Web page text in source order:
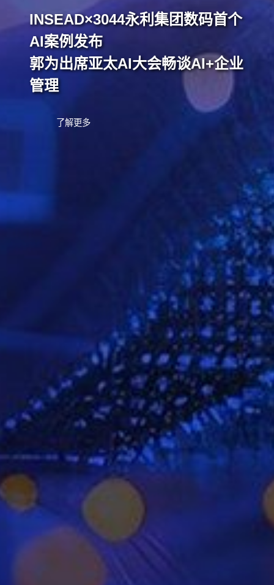
INSEAD×3044永利集团数码首个
AI案例发布
郭为出席亚太AI大会畅谈AI+企业
管理
了解更多